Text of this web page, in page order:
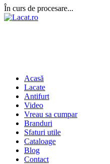
În curs de procesare...
Acasă
Lacate
Antifurt
Video
Vreau sa cumpar
Branduri
Sfaturi utile
Cataloage
Blog
Contact